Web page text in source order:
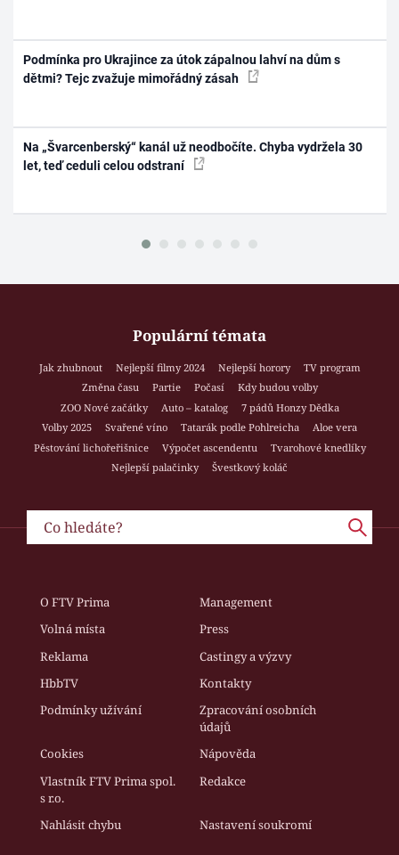
Podmínka pro Ukrajince za útok zápalnou lahví na dům s
dětmi? Tejc zvažuje mimořádný zásah
Na „Švarcenberský“ kanál už neodbočíte. Chyba vydržela 30
let, teď ceduli celou odstraní
Populární témata
Jak zhubnout Nejlepší filmy 2024 Nejlepší horory
TV program
Změna času
Partie Počasí
Kdy budou volby
ZOO Nové začátky
Auto – katalog
7 pádů Honzy Dědka
Volby 2025
Svařené víno Tatarák podle Pohlreicha
Aloe vera
Pěstování lichořeřišnice
Výpočet ascendentu
Tvarohové knedlíky
Nejlepší palačinky
Švestkový koláč
O FTV Prima
Management
Volná místa
Press
Reklama
Castingy a výzvy
HbbTV
Kontakty
Podmínky užívání
Zpracování osobních
údajů
Cookies
Nápověda
Vlastník FTV Prima spol.
s r.o.
Redakce
Nahlásit chybu Nastavení soukromí